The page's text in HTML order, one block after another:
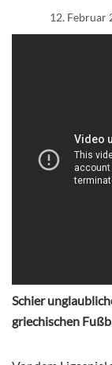
12. Februar
Schier
griechischen